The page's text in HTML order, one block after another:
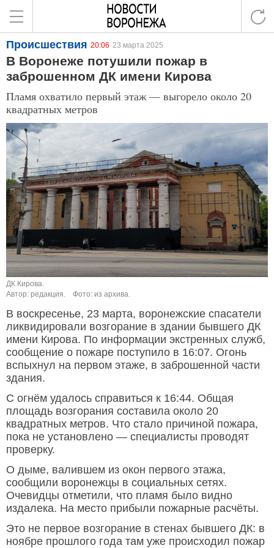
Происшествия 20:06 23 марта 2025
В Воронеже потушили пожар в
заброшенном ДК имени Кирова
Пламя охватило первый этаж — выгорело около 20
квадратных метров
ДК Кирова.
Автор: редакция.
Фото: из архива.
В воскресенье, 23 марта, воронежские спасатели
ликвидировали возгорание в здании бывшего ДК
имени Кирова. По информации экстренных служб,
сообщение о пожаре поступило в 16:07. Огонь
вспыхнул на первом этаже, в заброшенной части
здания.
С огнём удалось справиться к 16:44. Общая
площадь возгорания составила около 20
квадратных метров. Что стало причиной пожара,
пока не установлено — специалисты проводят
проверку.
О дыме, валившем из окон первого этажа,
сообщили воронежцы в социальных сетях.
Очевидцы отметили, что пламя было видно
издалека. На место прибыли пожарные расчёты.
Это не первое возгорание в стенах бывшего ДК: в
ноябре прошлого года там уже происходил пожар